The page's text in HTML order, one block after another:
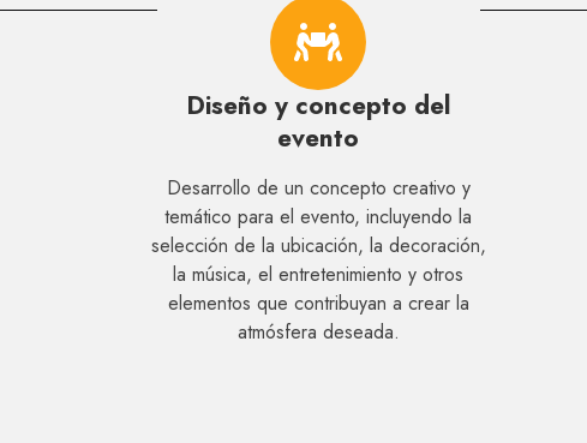
Diseño y concepto del
evento
Desarrollo de un concepto creativo y
temático para el evento, incluyendo la
selección de la ubicación, la decoración,
la música, el entretenimiento y otros
elementos que contribuyan a crear la
atmósfera deseada.